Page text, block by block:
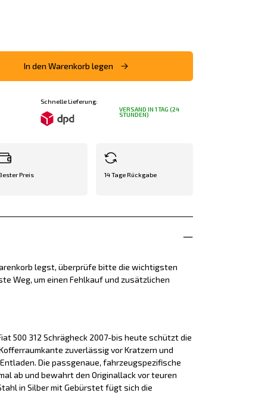
In den Warenkorb legen
Schnelle Lieferung:
VERSAND IN 1 TAG (24
STUNDEN)
Preis 14 Tage Rückgabe
legst, überprüfe bitte die wichtigsten
Weg, um einen Fehlkauf und zusätzlichen
500 312 Schrägheck 2007-bis heute schützt die
zuverlässig vor Kratzern und
Die passgenaue, fahrzeugspezifische
ab und bewahrt den Originallack vor teuren
in Silber mit Gebürstet fügt sich die